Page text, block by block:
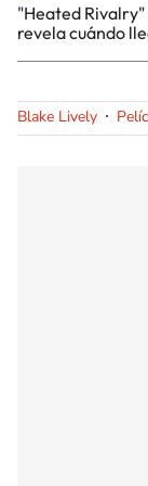
"Heated
revela cuándo
Blake Lively